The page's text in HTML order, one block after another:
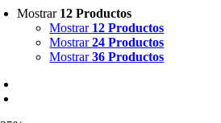
Mostrar 12 Productos
Mostrar 12 Productos
Mostrar24 Productos
Mostrar36 Productos